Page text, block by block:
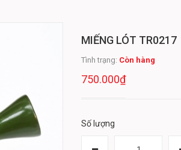
MIẾNG LÓT TR0217
Tình trạng: Còn hàng
750.000₫
Số lượng